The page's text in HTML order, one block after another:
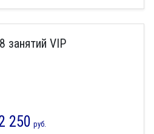
занятий VIP
250 руб.